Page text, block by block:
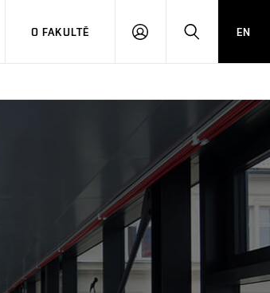
O FAKULTĚ
PŘIHLÁSITHLEDAT
EN